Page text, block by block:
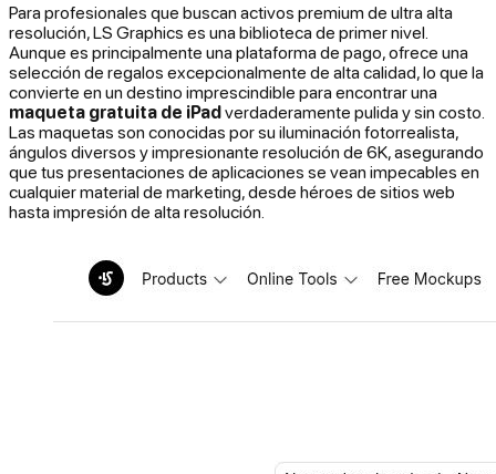
Para profesionales que buscan activos premium de ultra alta
resolución, LS Graphics es una biblioteca de primer nivel.
Aunque es principalmente una plataforma de pago, ofrece una
selección de regalos excepcionalmente de alta calidad, lo que la
convierte en un destino imprescindible para encontrar una
maqueta gratuita de iPadverdaderamente pulida y sin costo.
Las maquetas son conocidas por su iluminación fotorrealista,
ángulos diversos y impresionante resolución de 6K, asegurando
que tus presentaciones de aplicaciones se vean impecables en
cualquier material de marketing, desde héroes de sitios web
hasta impresión de alta resolución.